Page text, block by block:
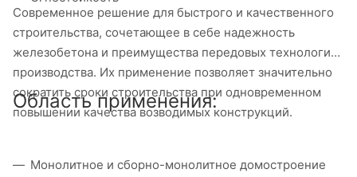
Современное решение для быстрого и качественного
строительства, сочетающее в себе надежность
железобетона и преимущества передовых технологий
производства. Их применение позволяет значительно
сократить сроки строительства при одновременном
повышении качества возводимых конструкций.
Область применения:
Монолитное и сборно-монолитное домостроение